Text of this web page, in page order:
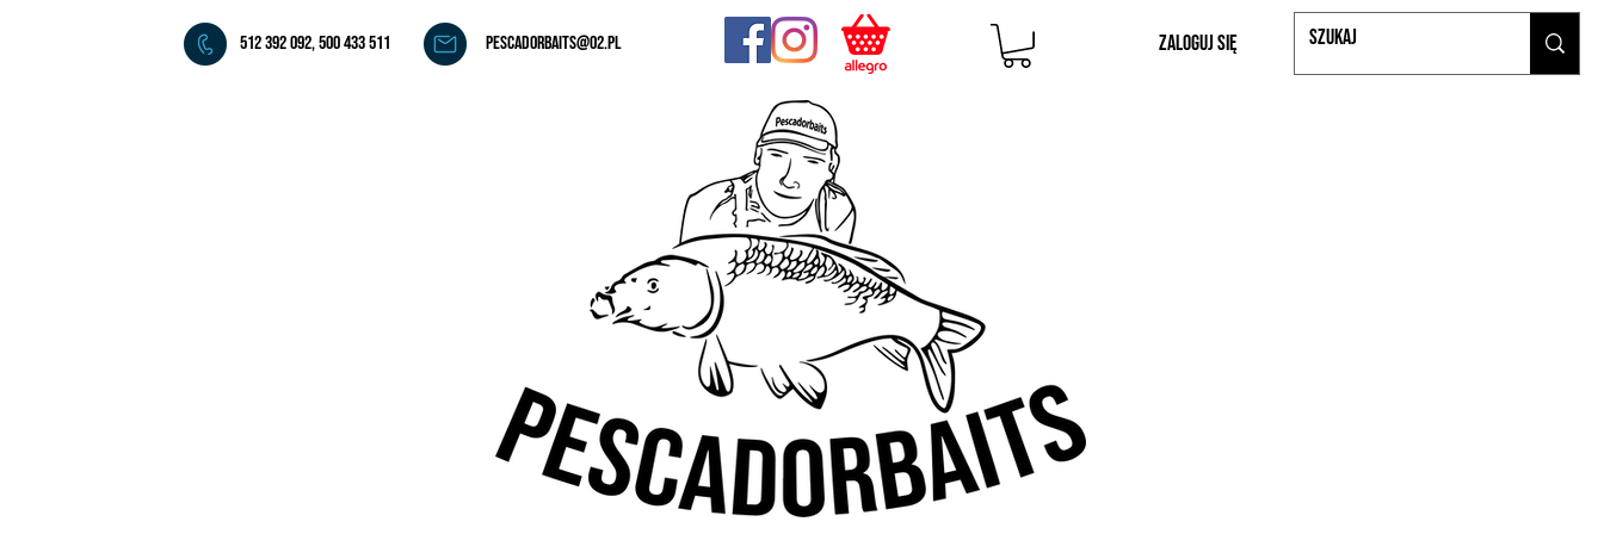
Zaloguj się
pescadorbaits@o2.pl
512 392 092, 500 433 511